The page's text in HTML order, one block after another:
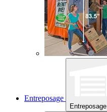
Entreposage
Entreposage